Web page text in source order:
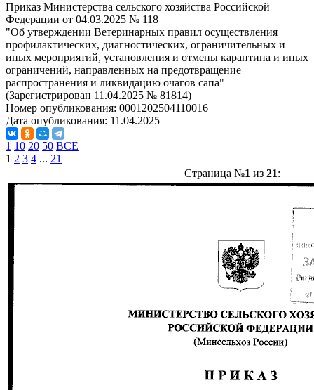
Приказ Министерства сельского хозяйства Российской
Федерации от 04.03.2025 № 118
"Об утверждении Ветеринарных правил осуществления
профилактических, диагностических, ограничительных и
иных мероприятий, установления и отмены карантина и иных
ограничений, направленных на предотвращение
распространения и ликвидацию очагов сапа"
(Зарегистрирован 11.04.2025 № 81814)
Номер опубликования: 0001202504110016
Дата опубликования: 11.04.2025
1 10 20 50 ВСЕ
1 2 3 4 ... 21
Страница №1 из 21: